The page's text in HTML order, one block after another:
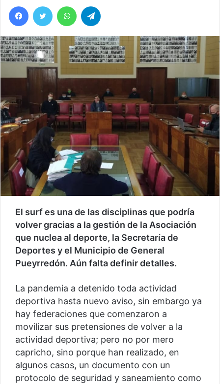
Facebook
Twitter WhatsApp
El surf es una de las disciplinas que podría
volver gracias a la gestión de la Asociación
que nuclea al deporte, la Secretaría de
Deportes y el Municipio de General
Pueyrredón. Aún falta definir detalles.
La pandemia a detenido toda actividad
deportiva hasta nuevo aviso, sin embargo ya
hay federaciones que comenzaron a
movilizar sus pretensiones de volver a la
actividad deportiva; pero no por mero
capricho, sino porque han realizado, en
algunos casos, un documento con un
protocolo de seguridad y saneamiento como